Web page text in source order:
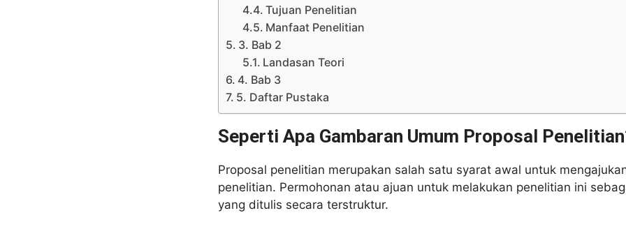
Tujuan Penelitian
Manfaat Penelitian
3. Bab 2
Landasan Teori
4. Bab 3
5. Daftar Pustaka
Seperti Apa Gambaran Umum Proposal
Proposal penelitian merupakan salah satu syarat awal untuk
penelitian. Permohonan atau ajuan untuk melakukan penelitian ini
yang ditulis secara terstruktur.